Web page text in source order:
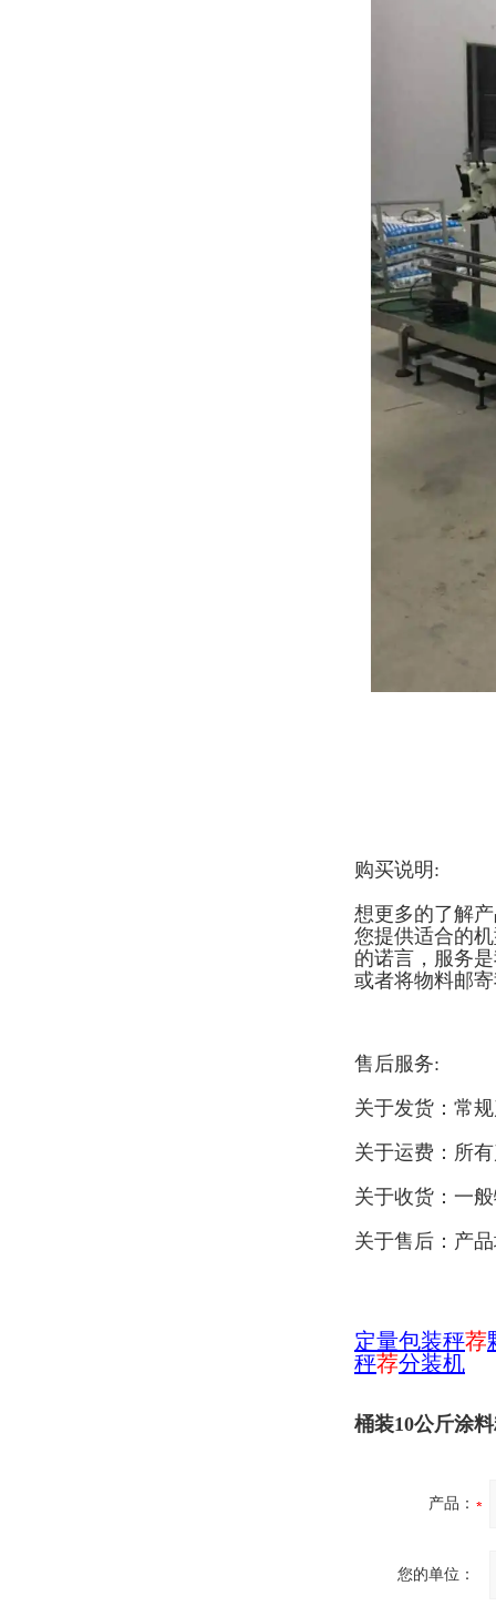
购买说明:
想更多的了解
您提供适合的
的诺言，服务
或者将物料邮
售后服务:
关于发货：常
关于运费：所
关于收货：一
关于售后：产
定量包装秤荐
秤荐分装机
桶装10公斤涂
产品：
您的单位：